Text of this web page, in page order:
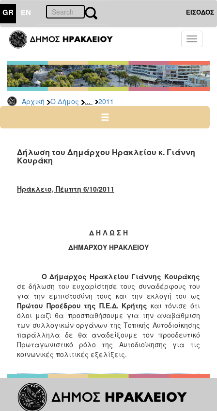
GR EN ΕΙΣΟΔΟΣ
Toggle
Αρχική Ο Δήμος ... 2011
ΔΗΜΟΣ
Δελτία
Τύπου
Αρχείο
2026
2024
2022
2020
2013
2012
2011
2010
2006
ΤΟΠΟΣ
Δήλωση του Δημάρχου Ηρακλείου κ. Γιάννη
Κουράκη
Ηράκλειο, Πέμπτη 6/10/2011
Δ Η Λ Ω Σ Η
ΔΗΜΑΡΧΟΥ ΗΡΑΚΛΕΙΟΥ
Ο Δήμαρχος Ηρακλείου Γιάννης Κουράκης
σε δήλωση του ευχαρίστησε τους συναδέρφους του
για την εμπιστοσύνη τους και την εκλογή του ως
Πρώτου Προέδρου της Π.Ε.Δ. Κρήτης και τόνισε ότι
όλοι μαζί θα προσπαθήσουμε για την αναβάθμιση
των συλλογικών οργάνων της Τοπικής Αυτοδιοίκησης
παράλληλα δε θα αναδείξουμε τον προοδευτικό
Πρωταγωνιστικό ρόλο της Αυτοδιοίκησης για τις
κοινωνικές πολιτικές εξελίξεις.